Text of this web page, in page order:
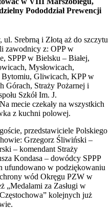
Pododdział Prewencji
Srebrną i Złotą aż do szczytu
zawodnicy z: OPP w
SPPP w Bielsku – Białej,
Mysłowicach,
Bytomiu, Gliwicach, KPP w
Górach, Straży Pożarnej i
Szkół Im. J.
mecie czekały na wszystkich
z kuchni polowej.
przedstawiciele Polskiego
Grzegorz Śliwiński –
– komendant Straży
Kondasa – dowódcy SPPP
ufundowano w podziękowaniu
wód Okręgu PZW w
„Medalami za Zasługi w
kolejnych już